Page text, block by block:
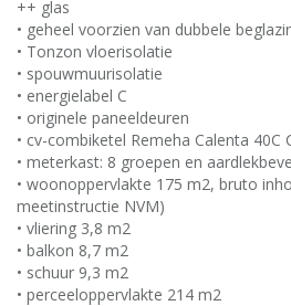
++ glas
• geheel voorzien van dubbele
• Tonzon vloerisolatie
• spouwmuurisolatie
• energielabel C
• originele paneeldeuren
• cv-combiketel Remeha Calenta 40C
• meterkast: 8 groepen en
• woonoppervlakte 175 m2, bruto
meetinstructie NVM)
• vliering 3,8 m2
• balkon 8,7 m2
• schuur 9,3 m2
• perceeloppervlakte 214 m2